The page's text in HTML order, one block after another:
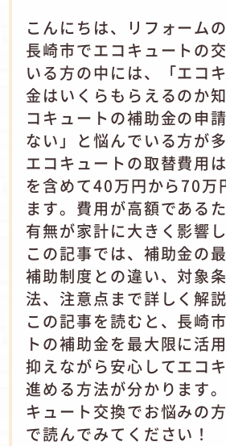
こんにちは、リフォーム
長崎市でエコキュートの
いる方の中には、「エコ
金はいくらもらえるのか
コキュートの補助金の申
ない」と悩んでいる方が多
エコキュートの取替費用
を含めて40万円から70万
ます。費用が高額である
有無が家計に大きく影響し
この記事では、補助金の
補助制度との違い、対象
法、注意点まで詳しく解説
この記事を読むと、長崎
トの補助金を最大限に活
抑えながら安心してエコ
進める方法が分かります
キュート交換でお悩みの
で読んでみてください！